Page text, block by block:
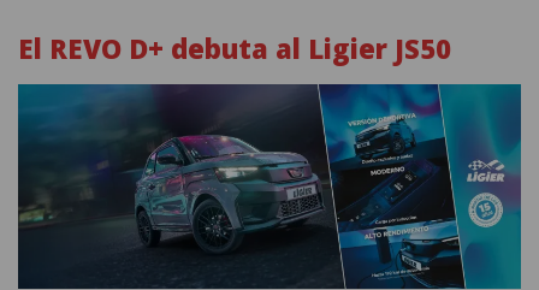
El REVO D+ debuta al Ligier JS50